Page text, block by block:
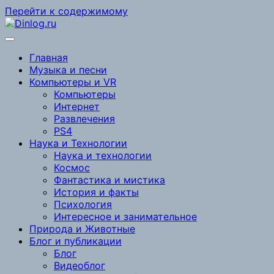
Перейти к содержимому
Главная
Музыка и песни
Компьютеры и VR
Компьютеры
Интернет
Развлечения
PS4
Наука и Технологии
Наука и технологии
Космос
Фантастика и мистика
История и факты
Психология
Интересное и занимательное
Природа и Животные
Блог и публикации
Блог
Видеоблог